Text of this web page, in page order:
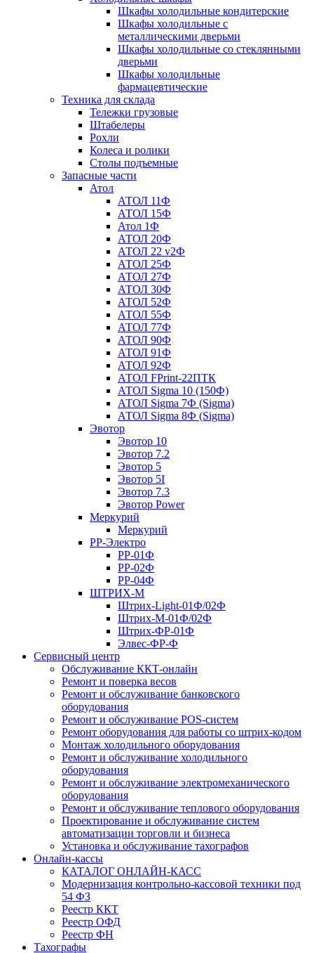
Шкафы холодильные кондитерские
Шкафы холодильные с
металлическими дверьми
Шкафы холодильные со стеклянными
дверьми
Шкафы холодильные
фармацевтические
Техника для склада
Тележки грузовые
Штабелеры
Рохли
Колеса и ролики
Столы подъемные
Запасные части
Атол
АТОЛ 11Ф
АТОЛ 15Ф
Атол 1Ф
АТОЛ 20Ф
АТОЛ 22 v2Ф
АТОЛ 25Ф
АТОЛ 27Ф
АТОЛ 30Ф
АТОЛ 52Ф
АТОЛ 55Ф
АТОЛ 77Ф
АТОЛ 90Ф
АТОЛ 91Ф
АТОЛ 92Ф
АТОЛ FPrint-22ПТК
АТОЛ Sigma 10 (150Ф)
АТОЛ Sigma 7Ф (Sigma)
АТОЛ Sigma 8Ф (Sigma)
Эвотор
Эвотор 10
Эвотор 7.2
Эвотор 5
Эвотор 5I
Эвотор 7.3
Эвотор Power
Меркурий
Меркурий
РР-Электро
РР-01Ф
РР-02Ф
РР-04Ф
ШТРИХ-М
Штрих-Light-01Ф/02Ф
Штрих-М-01Ф/02Ф
Штрих-ФР-01Ф
Элвес-ФР-Ф
Сервисный центр
Обслуживание ККТ-онлайн
Ремонт и поверка весов
Ремонт и обслуживание банковского
оборудования
Ремонт и обслуживание POS-систем
Ремонт оборудования для работы со штрих-кодом
Монтаж холодильного оборудования
Ремонт и обслуживание холодильного
оборудования
Ремонт и обслуживание электромеханического
оборудования
Ремонт и обслуживание теплового оборудования
Проектирование и обслуживание систем
автоматизации торговли и бизнеса
Установка и обслуживание тахографов
Онлайн-кассы
КАТАЛОГ ОНЛАЙН-КАСС
Модернизация контрольно-кассовой техники под
54 ФЗ
Реестр ККТ
Реестр ОФД
Реестр ФН
Тахографы